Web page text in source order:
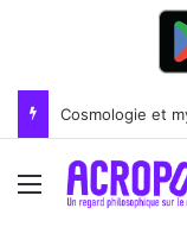
Cosmologie et
Menu